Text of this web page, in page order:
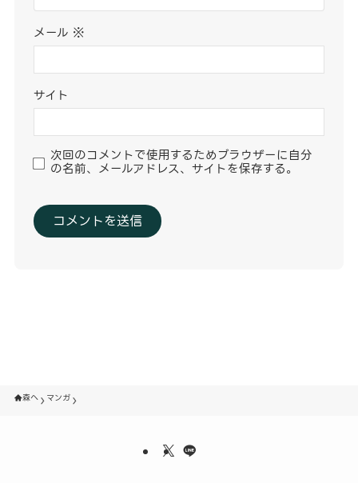
メール ※
サイト
次回のコメントで使用するためブラウザーに自分
の名前、メールアドレス、サイトを保存する。
森へ マンガ